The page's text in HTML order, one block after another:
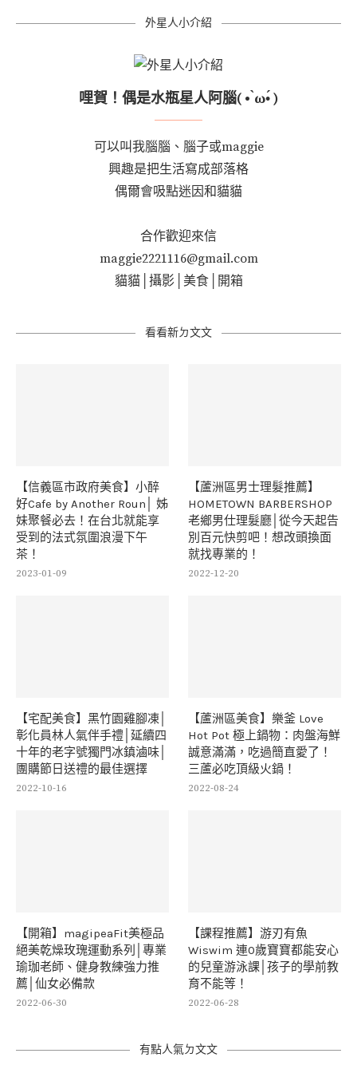
外星人小介紹
哩賀！偶是水瓶星人阿腦( • ̀ω•́ )
可以叫我腦腦、腦子或maggie
興趣是把生活寫成部落格
偶爾會吸點迷因和貓貓
合作歡迎來信
maggie2221116@gmail.com
貓貓│攝影│美食│開箱
看看新ㄉ文文
【信義區市政府美食】小醉
好Cafe by Another Roun│ 姊
妹聚餐必去！在台北就能享
受到的法式氛圍浪漫下午
茶！
2023-01-09
【蘆洲區男士理髮推薦】
HOMETOWN BARBERSHOP
老鄉男仕理髮廳│從今天起告
別百元快剪吧！想改頭換面
就找專業的！
2022-12-20
【宅配美食】黑竹園雞腳凍│
彰化員林人氣伴手禮│延續四
十年的老字號獨門冰鎮滷味│
團購節日送禮的最佳選擇
2022-10-16
【蘆洲區美食】樂釜 Love
Hot Pot 極上鍋物：肉盤海鮮
誠意滿滿，吃過簡直愛了！
三蘆必吃頂級火鍋！
2022-08-24
【開箱】magipeaFit美極品
絕美乾燥玫瑰運動系列│專業
瑜珈老師、健身教練強力推
薦│仙女必備款
2022-06-30
【課程推薦】游刃有魚
Wiswim 連0歲寶寶都能安心
的兒童游泳課│孩子的學前教
育不能等！
2022-06-28
有點人氣ㄉ文文